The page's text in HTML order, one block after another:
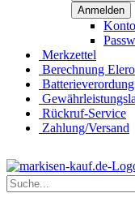
Merkzettel
Berechnung
Rückruf-Service
Zahlung/Versand